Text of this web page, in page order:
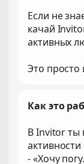
Если не
качай
активных
Это просто
Как это
В Invitor ты
- «Хочу